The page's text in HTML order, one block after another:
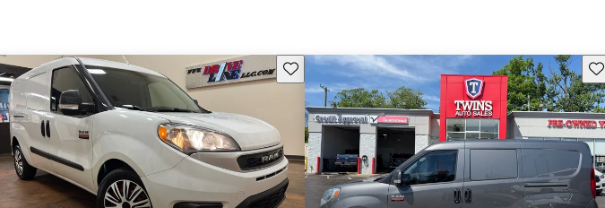
este Aviso Guarda este Aviso